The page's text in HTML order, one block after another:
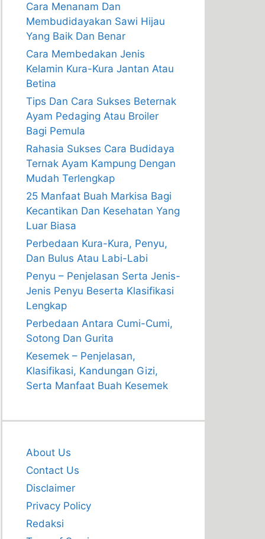
Cara Menanam Dan
Membudidayakan Sawi Hijau
Yang Baik Dan Benar
Cara Membedakan Jenis
Kelamin Kura-Kura Jantan Atau
Betina
Tips Dan Cara Sukses Beternak
Ayam Pedaging Atau Broiler
Bagi Pemula
Rahasia Sukses Cara Budidaya
Ternak Ayam Kampung Dengan
Mudah Terlengkap
25 Manfaat Buah Markisa Bagi
Kecantikan Dan Kesehatan Yang
Luar Biasa
Perbedaan Kura-Kura, Penyu,
Dan Bulus Atau Labi-Labi
Penyu – Penjelasan Serta Jenis-
Jenis Penyu Beserta Klasifikasi
Lengkap
Perbedaan Antara Cumi-Cumi,
Sotong Dan Gurita
Kesemek – Penjelasan,
Klasifikasi, Kandungan Gizi,
Serta Manfaat Buah Kesemek
About Us
Contact Us
Disclaimer
Privacy Policy
Redaksi